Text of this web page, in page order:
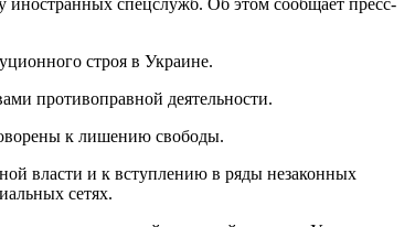
строя в Украине.
противоправной деятельности.
к лишению свободы.
власти и к вступлению в ряды незаконных
сетях.